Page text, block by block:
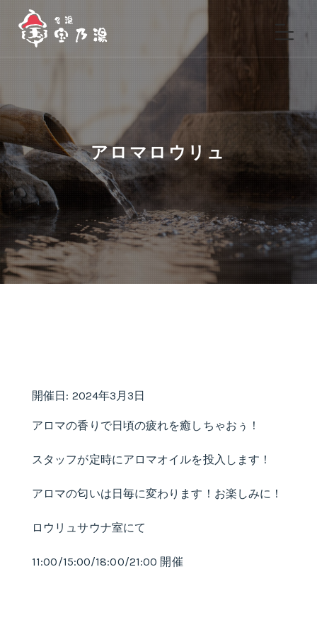
アロマロウリュ
開催日: 2024年3月3日
アロマの香りで日頃の疲れを癒しちゃおぅ！
スタッフが定時にアロマオイルを投入します！
アロマの匂いは日毎に変わります！お楽しみに！
ロウリュサウナ室にて
11:00/15:00/18:00/21:00 開催